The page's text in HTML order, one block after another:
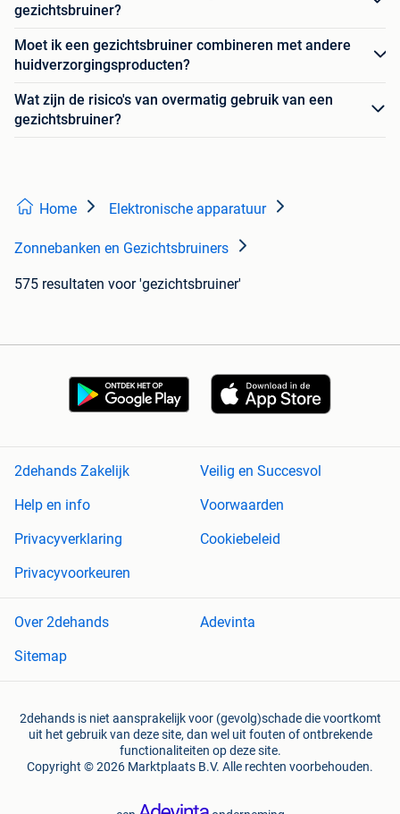
gezichtsbruiner?
Moet ik een gezichtsbruiner combineren met andere
huidverzorgingsproducten?
Wat zijn de risico's van overmatig gebruik van een
gezichtsbruiner?
Home Elektronische apparatuur
Zonnebanken en Gezichtsbruiners
575 resultaten voor 'gezichtsbruiner'
2dehands Zakelijk
Veilig en Succesvol
Help en info
Voorwaarden
Privacyverklaring
Cookiebeleid
Privacyvoorkeuren
Over 2dehands
Adevinta
Sitemap
2dehands is niet aansprakelijk voor (gevolg)schade die voortkomt
uit het gebruik van deze site, dan wel uit fouten of ontbrekende
functionaliteiten op deze site.
Copyright © 2026 Marktplaats B.V. Alle rechten voorbehouden.